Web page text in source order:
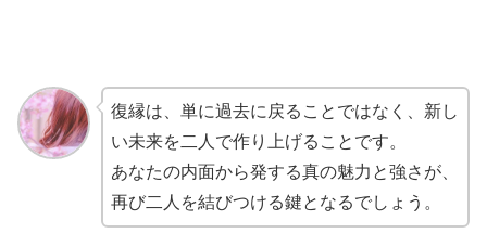
復縁は、単に過去に戻ることではなく、新し
い未来を二人で作り上げることです。
あなたの内面から発する真の魅力と強さが、
再び二人を結びつける鍵となるでしょう。